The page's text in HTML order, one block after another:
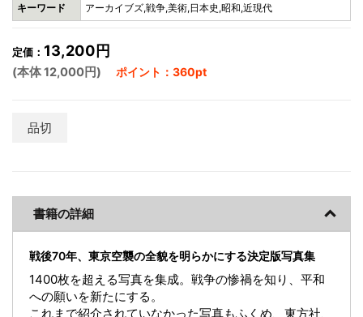
キーワード アーカイブズ,戦争,美術,日本史,昭和,近現代
定価： 13,200円
(本体 12,000円) ポイント：360pt
品切
書籍の詳細
戦後70年、東京空襲の全貌を明らかにする決定版写真集
1400枚を超える写真を集成。戦争の惨禍を知り、平和
への願いを新たにする。
これまで紹介されていなかった写真もふくめ、東方社、